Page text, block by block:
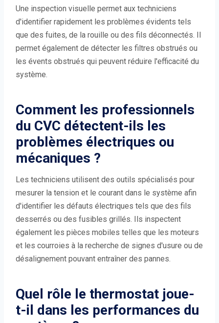
Une inspection visuelle permet aux techniciens
d'identifier rapidement les problèmes évidents tels
que des fuites, de la rouille ou des fils déconnectés. Il
permet également de détecter les filtres obstrués ou
les évents obstrués qui peuvent réduire l'efficacité du
système.
Comment les professionnels
du CVC détectent-ils les
problèmes électriques ou
mécaniques ?
Les techniciens utilisent des outils spécialisés pour
mesurer la tension et le courant dans le système afin
d'identifier les défauts électriques tels que des fils
desserrés ou des fusibles grillés. Ils inspectent
également les pièces mobiles telles que les moteurs
et les courroies à la recherche de signes d'usure ou de
désalignement pouvant entraîner des pannes.
Quel rôle le thermostat joue-
t-il dans les performances du